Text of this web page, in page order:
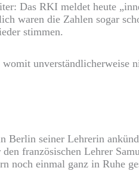
Das RKI meldet heute
waren die Zahlen sogar
stimmen.
womit unverständlicherweise
Berlin seiner Lehrerin
französischen Lehrer
einmal ganz in Ruhe